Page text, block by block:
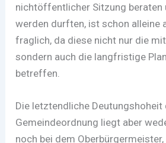
nichtöffentlicher Sitzung beraten
werden durften, ist schon alleine
fraglich, da diese nicht nur die
sondern auch die langfristige
betreffen.
Die letztendliche Deutungshoheit
Gemeindeordnung liegt aber
noch bei dem